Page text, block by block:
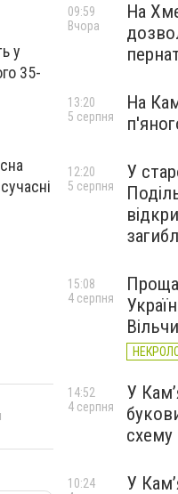
у
35-
На
09:59
Вчора
На
13:20
5 серпня
У
12:20
5 серпня
15:08
4 серпня
У
схему
14:52
4 серпня
У
10:24